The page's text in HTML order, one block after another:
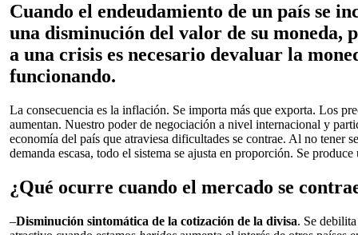
Cuando el endeudamiento de un país se
una disminución del valor de su moneda,
a una crisis es necesario devaluar la
funcionando.
La consecuencia es la inflación. Se importa más que exporta. Los
aumentan. Nuestro poder de negociación a nivel internacional y
economía del país que atraviesa dificultades se contrae. Al no tener
demanda escasa, todo el sistema se ajusta en proporción. Se
¿Qué ocurre cuando el mercado se
–Disminución sintomática de la cotización de la divisa. Se